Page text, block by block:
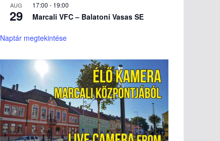
AUG
29
17:00 - 19:00
Marcali VFC – Balatoni Vasas SE
Naptár megtekintése